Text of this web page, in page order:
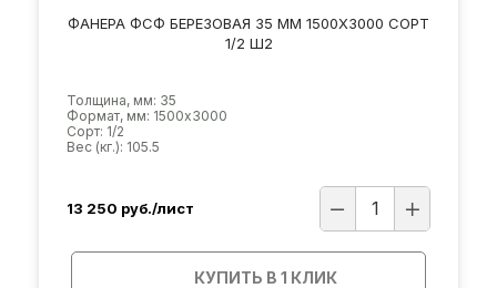
ФАНЕРА ФСФ БЕРЕЗОВАЯ 35 ММ 1500Х3000 СОРТ
1/2 Ш2
Толщина, мм: 35
Формат, мм: 1500х3000
Сорт: 1/2
Вес (кг.): 105.5
13 250 руб./лист
КУПИТЬ В 1 КЛИК